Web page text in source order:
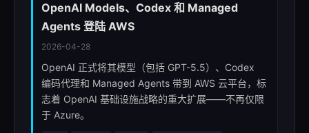
OpenAI Models、Codex 和 Managed
Agents 登陆 AWS
2026-04-28
OpenAI 正式将其模型（包括 GPT-5.5）、Codex
编码代理和 Managed Agents 带到 AWS 云平台，标
志着 OpenAI 基础设施战略的重大扩展——不再仅限
于 Azure。